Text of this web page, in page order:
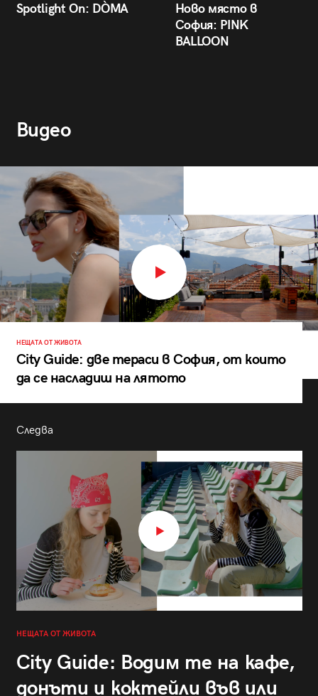
Spotlight On: DÒMA
Ново място в
София: PINK
BALLOON
Видео
НЕЩАТА ОТ ЖИВОТА
City Guide: две тераси в София, от които
да се насладиш на лятото
Следва
НЕЩАТА ОТ ЖИВОТА
City Guide: Водим те на кафе,
донъти и коктейли във или